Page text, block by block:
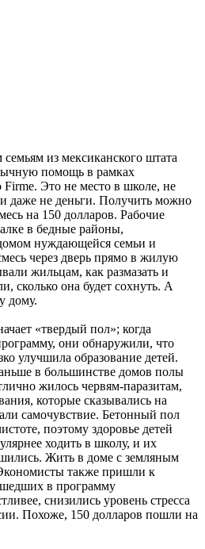
из мексиканского штата
помощь в рамках
Это не место в школе, не
даже не деньги. Получить можно
на 150 долларов. Рабочие
в бедные районы,
нуждающейся семьи и
через дверь прямо в жилую
жильцам, как размазать и
сколько она будет сохнуть. А
дому.
«твердый пол»; когда
они обнаружили, что
улучшила образование детей.
в большинстве домов полы
жилось червям-паразитам,
которые сказывались на
самочувствие. Бетонный пол
поэтому здоровье детей
ходить в школу, и их
Жить в доме с земляным
также пришли к
в программу
снизились уровень стресса
Похоже, 150 долларов пошли на